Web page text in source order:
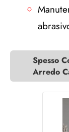
Spesso
Arredo